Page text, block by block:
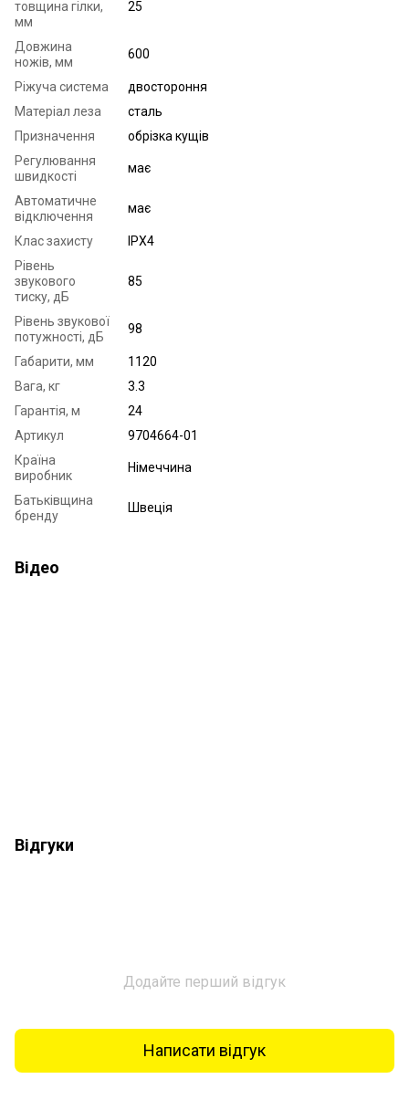
товщина гілки,
мм
25
Довжина
ножів, мм
600
Ріжуча система
двостороння
Матеріал леза
сталь
Призначення
обрізка кущів
Регулювання
швидкості
має
Автоматичне
відключення
має
Клас захисту
IPX4
Рівень
звукового
тиску, дБ
85
Рівень звукової
потужності, дБ
98
Габарити, мм
1120
Вага, кг
3.3
Гарантія, м
24
Артикул
9704664-01
Країна
виробник
Німеччина
Батьківщина
бренду
Швеція
Відео
Відгуки
Додайте перший відгук
Написати відгук